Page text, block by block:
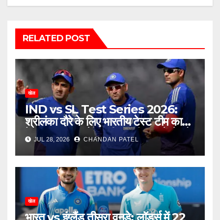
RELATED POST
खेल
IND vs SL Test Series 2026:
श्रीलंका दौरे के लिए भारतीय टेस्ट टीम का
ऐलान, बुमराह-जडेजा की वापसी, नए चेहरे को
मिला बड़ा मौका
JUL 28, 2026 CHANDAN PATEL
खेल